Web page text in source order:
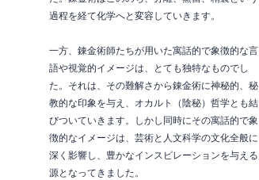
過程を経て化学へと変容していきます。
一方、錬金術師たちが用いた寓話的で象徴的な言
語や視覚的イメージは、とても独特なものでし
た。それは、その難解さから錬金術に神秘的、秘
教的な印象を与え、オカルト（陰秘）哲学とも結
びついていきます。しかし同時にその寓話的で象
徴的なイメージは、芸術と人文科学の文化全般に
深く影響し、豊かなインスピレーションを与える
源となってきました。